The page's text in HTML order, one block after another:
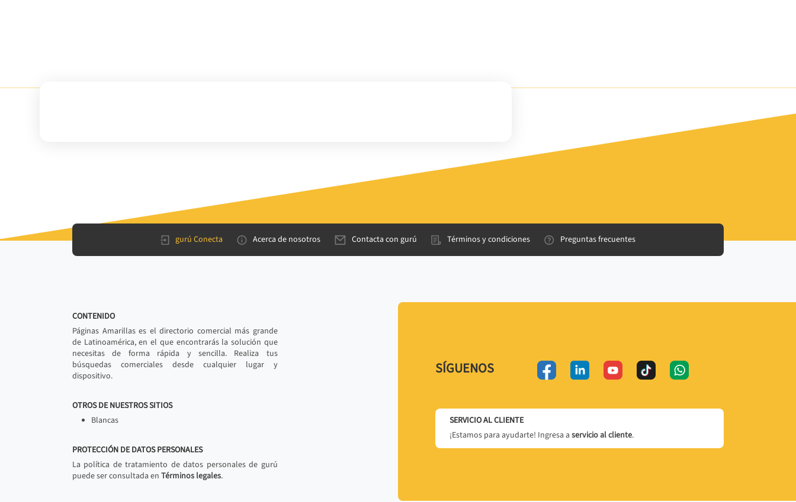
gurú Conecta Acerca de nosotros Contacta con gurú Términos y condiciones Preguntas frecuentes
CONTENIDO
Páginas Amarillas es el directorio comercial más grande
de Latinoamérica, en el que encontrarás la solución que
necesitas de forma rápida y sencilla. Realiza tus
búsquedas comerciales desde cualquier lugar y
dispositivo.
OTROS DE NUESTROS SITIOS
Blancas
PROTECCIÓN DE DATOS PERSONALES
La política de tratamiento de datos personales de gurú
puede ser consultada en Términos legales.
SÍGUENOS
SERVICIO AL CLIENTE
¡Estamos para ayudarte! Ingresa a servicio al cliente.